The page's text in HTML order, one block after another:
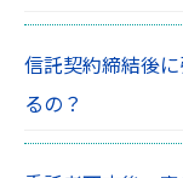
信託契約締結後
るの？